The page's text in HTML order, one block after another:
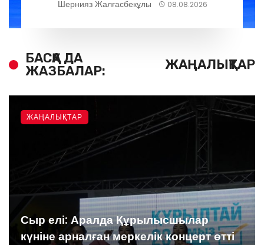
Шернияз Жалғасбекұлы 08.08.2026
БАСҚА ДА
ЖАЗБАЛАР:
ЖАҢАЛЫҚТАР
Сыр елі: Аралда Құрылысшылар
күніне арналған меркелік концерт өтті
ЖАҢАЛЫҚТАР